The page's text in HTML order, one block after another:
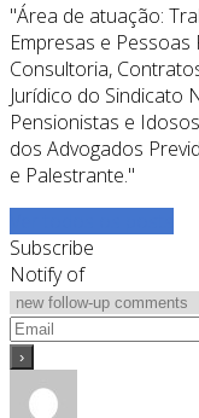
"Área de atuação:
Empresas e
Consultoria,
Jurídico do Sindicato
Pensionistas e
dos Advogados
e Palestrante."
Subscribe
Notify of